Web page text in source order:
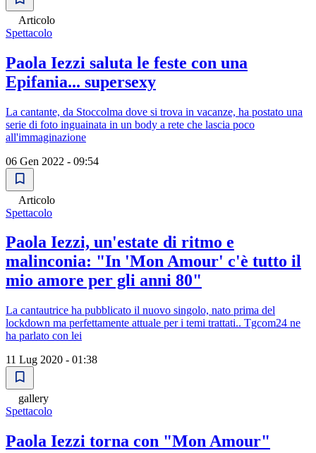
Articolo
Spettacolo
Paola Iezzi saluta le feste con una
Epifania... supersexy
La cantante, da Stoccolma dove si trova in vacanze, ha postato una
serie di foto inguainata in un body a rete che lascia poco
all'immaginazione
06 Gen 2022 - 09:54
Articolo
Spettacolo
Paola Iezzi, un'estate di ritmo e
malinconia: "In 'Mon Amour' c'è tutto il
mio amore per gli anni 80"
La cantautrice ha pubblicato il nuovo singolo, nato prima del
lockdown ma perfettamente attuale per i temi trattati.. Tgcom24 ne
ha parlato con lei
11 Lug 2020 - 01:38
gallery
Spettacolo
Paola Iezzi torna con "Mon Amour"